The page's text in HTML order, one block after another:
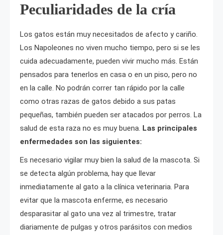
Peculiaridades de la cría
Los gatos están muy necesitados de afecto y cariño.
Los Napoleones no viven mucho tiempo, pero si se les
cuida adecuadamente, pueden vivir mucho más. Están
pensados para tenerlos en casa o en un piso, pero no
en la calle. No podrán correr tan rápido por la calle
como otras razas de gatos debido a sus patas
pequeñas, también pueden ser atacados por perros. La
salud de esta raza no es muy buena. Las principales
enfermedades son las siguientes:
Es necesario vigilar muy bien la salud de la mascota. Si
se detecta algún problema, hay que llevar
inmediatamente al gato a la clínica veterinaria. Para
evitar que la mascota enferme, es necesario
desparasitar al gato una vez al trimestre, tratar
diariamente de pulgas y otros parásitos con medios